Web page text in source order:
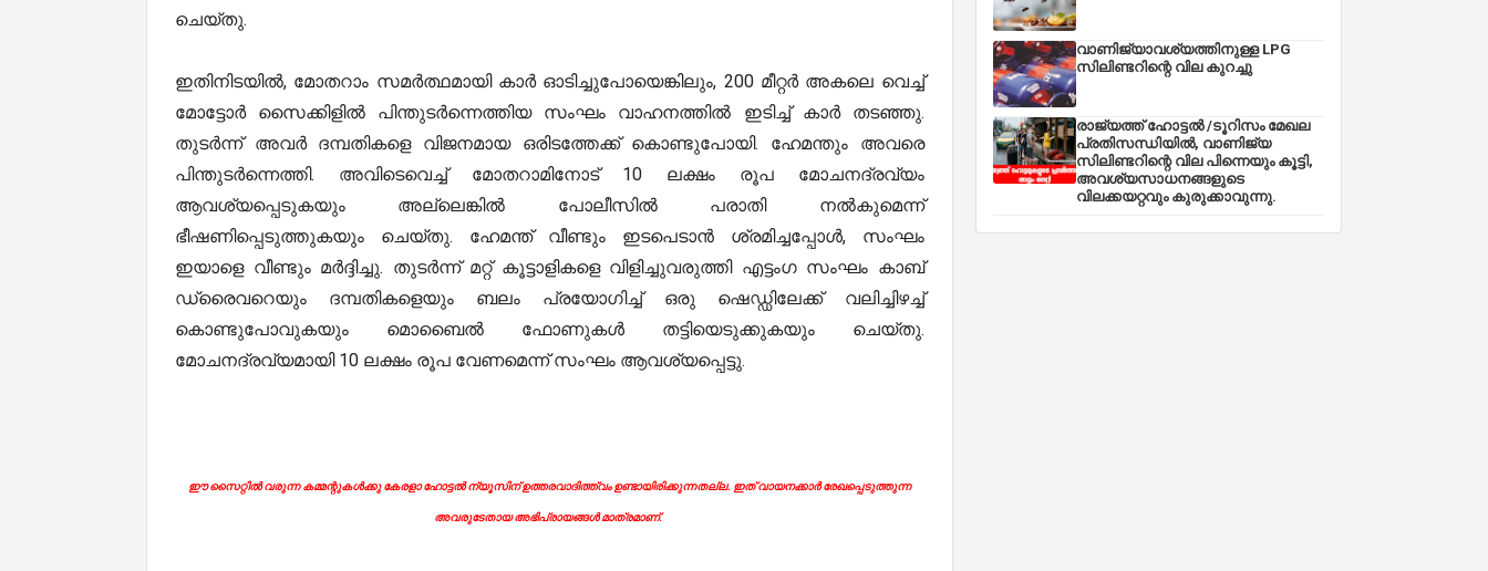
ചെയ്തു.
ഇതിനിടയിൽ, മോതറാം സമർത്ഥമായി കാർ ഓടിച്ചുപോയെങ്കിലും, 200 മീറ്റർ അകലെ വെച്ച്
മോട്ടോർ സൈക്കിളിൽ പിന്തുടർന്നെത്തിയ സംഘം വാഹനത്തിൽ ഇടിച്ച് കാർ തടഞ്ഞു.
തുടർന്ന് അവർ ദമ്പതികളെ വിജനമായ ഒരിടത്തേക്ക് കൊണ്ടുപോയി. ഹേമന്തും അവരെ
പിന്തുടർന്നെത്തി. അവിടെവെച്ച് മോതറാമിനോട് 10 ലക്ഷം രൂപ മോചനദ്രവ്യം
ആവശ്യപ്പെടുകയും അല്ലെങ്കിൽ പോലീസിൽ പരാതി നൽകുമെന്ന്
ഭീഷണിപ്പെടുത്തുകയും ചെയ്തു. ഹേമന്ത് വീണ്ടും ഇടപെടാൻ ശ്രമിച്ചപ്പോൾ, സംഘം
ഇയാളെ വീണ്ടും മർദ്ദിച്ചു. തുടർന്ന് മറ്റ് കൂട്ടാളികളെ വിളിച്ചുവരുത്തി എട്ടംഗ സംഘം കാബ്
ഡ്രൈവറെയും ദമ്പതികളെയും ബലം പ്രയോഗിച്ച് ഒരു ഷെഡ്ഡിലേക്ക് വലിച്ചിഴച്ച്
കൊണ്ടുപോവുകയും മൊബൈൽ ഫോണുകൾ തട്ടിയെടുക്കുകയും ചെയ്തു.
മോചനദ്രവ്യമായി 10 ലക്ഷം രൂപ വേണമെന്ന് സംഘം ആവശ്യപ്പെട്ടു.
ഈ സൈറ്റിൽ വരുന്ന കമ്മന്റുകൾക്കു കേരളാ ഹോട്ടൽ ന്യൂസിന് ഉത്തരവാദിത്ത്വം ഉണ്ടായിരിക്കുന്നതല്ല. ഇത് വായനക്കാർ രേഖപ്പെടുത്തുന്ന
അവരുടേതായ അഭിപ്രായങ്ങൾ മാത്രമാണ്.
വാണിജ്യാവശ്യത്തിനുള്ള LPG
സിലിണ്ടറിന്റെ വില കുറച്ചു
രാജ്യത്ത് ഹോട്ടൽ /ടൂറിസം മേഖല
പ്രതിസന്ധിയിൽ, വാണിജ്യ
സിലിണ്ടറിന്റെ വില പിന്നെയും കൂട്ടി,
അവശ്യസാധനങ്ങളുടെ
വിലക്കയറ്റവും കുരുക്കാവുന്നു.